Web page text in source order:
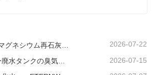
2026-07-22
2026-07-15